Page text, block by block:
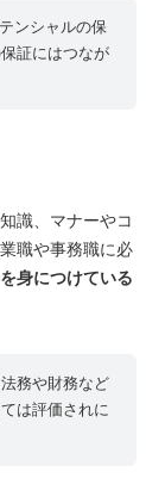
ンシャルの保
証にはつなが
識、マナーやコ
職や事務職に必
身につけている
務や財務など
は評価されに